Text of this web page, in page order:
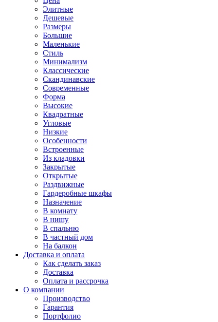
Элитные
Дешевые
Размеры
Большие
Маленькие
Стиль
Минимализм
Классические
Скандинавские
Современные
Форма
Высокие
Квадратные
Угловые
Низкие
Особенности
Встроенные
Из кладовки
Закрытые
Открытые
Раздвижные
Гардеробные шкафы
Назначение
В комнату
В нишу
В спальню
В частный дом
На балкон
Доставка и оплата
Как сделать заказ
Доставка
Оплата и рассрочка
О компании
Производство
Гарантия
Портфолио